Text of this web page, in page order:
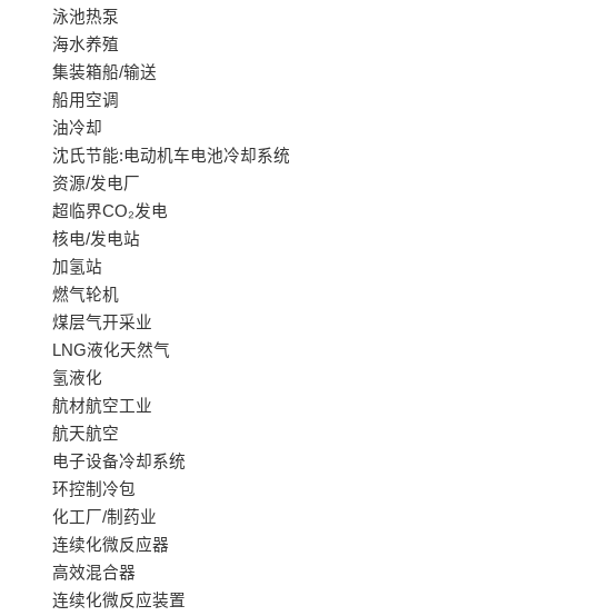
泳池热泵
海水养殖
集装箱船/输送
船用空调
油冷却
沈氏节能:电动机车电池冷却系统
资源/发电厂
超临界CO₂发电
核电/发电站
加氢站
燃气轮机
煤层气开采业
LNG液化天然气
氢液化
航材航空工业
航天航空
电子设备冷却系统
环控制冷包
化工厂/制药业
连续化微反应器
高效混合器
连续化微反应装置